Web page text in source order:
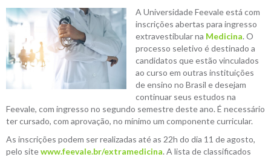
A Universidade Feevale está com
inscrições abertas para ingresso
extravestibular na Medicina. O
processo seletivo é destinado a
candidatos que estão vinculados
ao curso em outras instituições
de ensino no Brasil e desejam
continuar seus estudos na
Feevale, com ingresso no segundo semestre deste ano. É necessário
ter cursado, com aprovação, no mínimo um componente curricular.
As inscrições podem ser realizadas até as 22h do dia 11 de agosto,
pelo sitewww.feevale.br/extramedicina. A lista de classificados